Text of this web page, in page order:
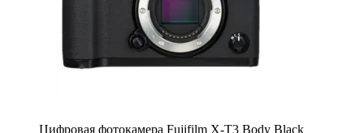
Цифровая фотокамера Fujifilm X-T3 Body Black